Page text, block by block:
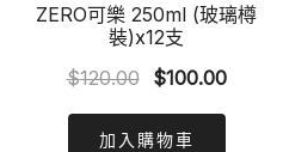
ZERO可樂 250ml (玻璃樽
裝)x12支
$120.00
Original
was:
$100.00
加入購物車